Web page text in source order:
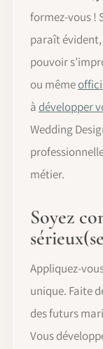
formez-vous !
paraît
pouvoir
ou même
à développer
Wedding
métier.
Soyez
Appliquez-
unique. Faite
des futurs
Vous